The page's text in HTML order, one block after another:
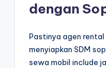
dengan
Pastinya agen
menyiapkan SDM
sewa mobil include